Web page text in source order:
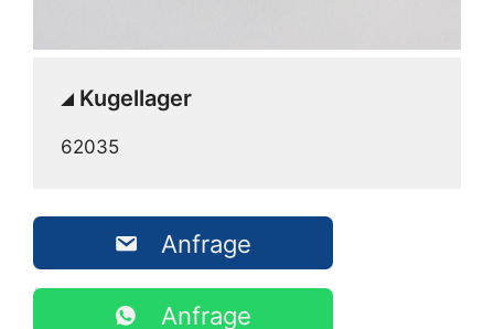
Kugellager
62035
Anfrage
Anfrage